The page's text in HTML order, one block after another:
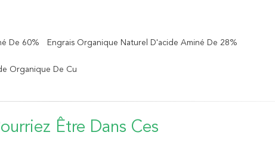
De 60% Engrais Organique Naturel D'acide Aminé De 28%
Organique De Cu
Être Dans Ces